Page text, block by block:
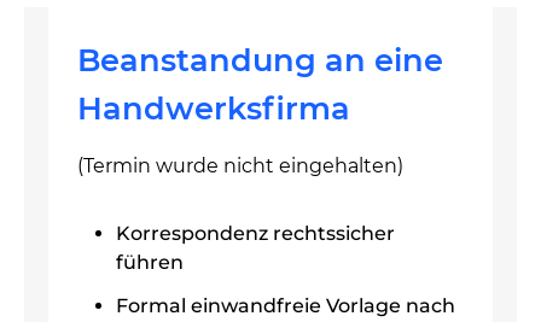
Beanstandung an eine
Handwerksfirma
(Termin wurde nicht eingehalten)
Korrespondenz rechtssicher
führen
Formal einwandfreie Vorlage nach